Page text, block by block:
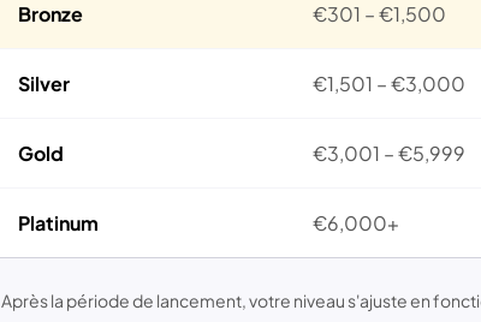
Bronze €301 – €1,500
Silver €1,501 – €3,000
Gold €3,001 – €5,999
Platinum €6,000+
Après la période de lancement, votre niveau s'ajuste en